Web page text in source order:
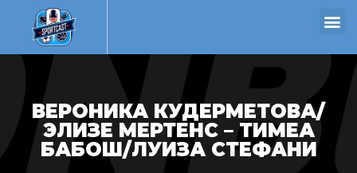
ВЕРОНИКА КУДЕРМЕТОВА/
ЭЛИЗЕ МЕРТЕНС – ТИМЕА
БАБОШ/ЛУИЗА СТЕФАНИ